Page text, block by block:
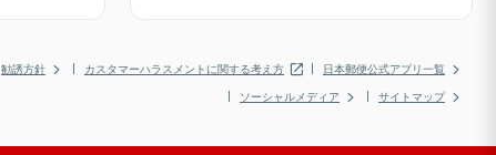
勧誘方針 カスタマーハラスメントに関する考え方
日本郵便公式アプリ一覧
ソーシャルメディア
サイトマップ